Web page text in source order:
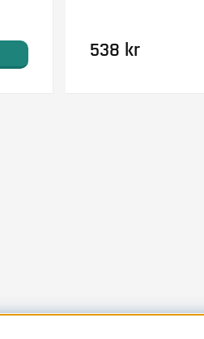
538 kr